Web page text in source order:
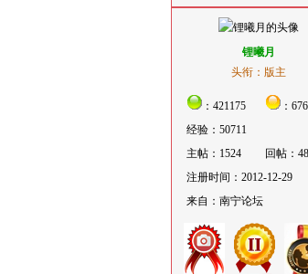
锂曦月
头衔：版主
：421175
：676
经验：50711
主帖：1524
回帖：
注册时间：2012-12-29
来自：南宁论坛